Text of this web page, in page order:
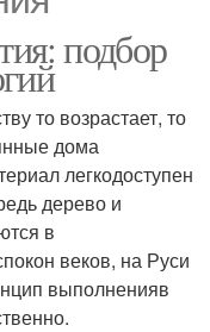
подбор
то возрастает, то
дома
легкодоступен
дерево и
в
веков, на Руси
выполненияв